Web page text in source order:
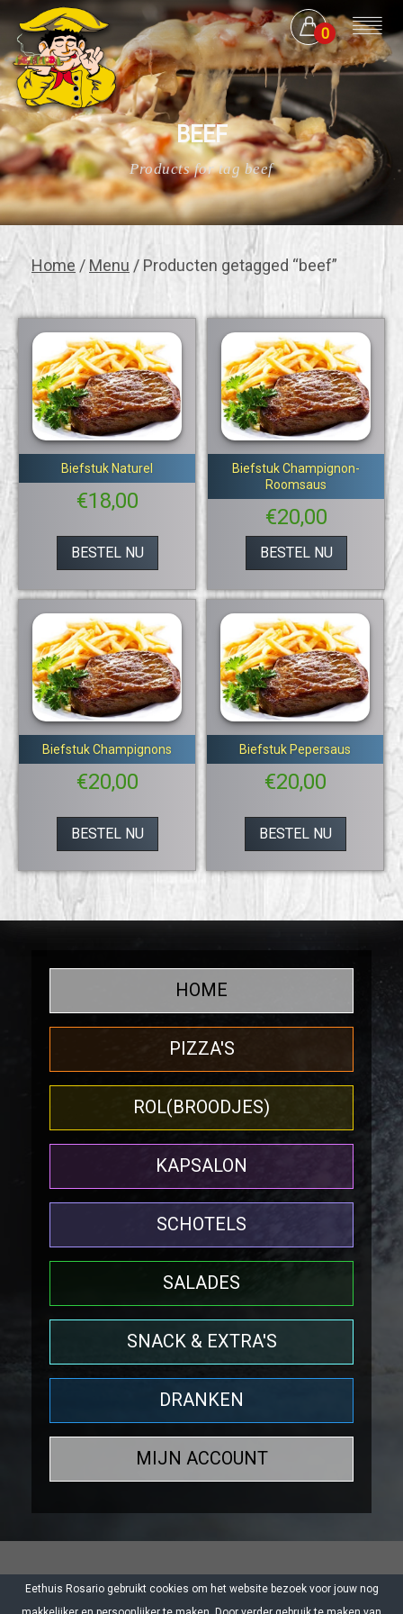
0
BEEF
Products for tag beef
Home / Menu / Producten getagged “beef”
Biefstuk Naturel
€18,00
BESTEL NU
Biefstuk Champignon-
Roomsaus
€20,00
BESTEL NU
Biefstuk Champignons
€20,00
BESTEL NU
Biefstuk Pepersaus
€20,00
BESTEL NU
HOME
PIZZA'S
ROL(BROODJES)
KAPSALON
SCHOTELS
SALADES
SNACK & EXTRA'S
DRANKEN
MIJN ACCOUNT
© 2021 Eethuis Rosario - eethuis.info@gmail.com - 0475-
Eethuis Rosario gebruikt cookies om het website bezoek voor jouw nog